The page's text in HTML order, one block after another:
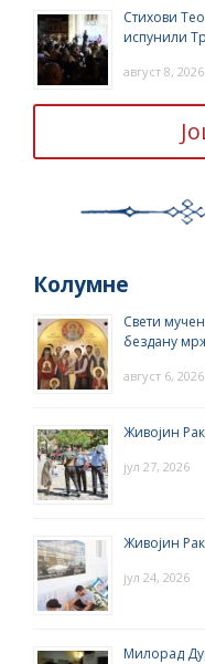
Стихови
испунили
август 8, 2026
Колумне
Свети
бездану
август 6, 2026
Живојин
јул 27, 2026
Живојин
јул 24, 2026
Милорад